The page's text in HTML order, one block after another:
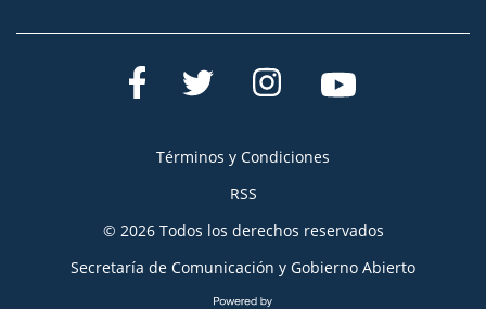
Términos y Condiciones
RSS
© 2026 Todos los derechos reservados
Secretaría de Comunicación y Gobierno Abierto